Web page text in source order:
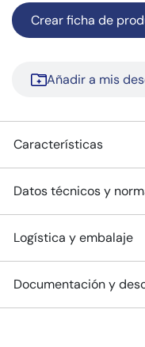
Crear ficha de
Añadir a mis
Características
Datos técnicos y
Logística y embalaje
Documentación y